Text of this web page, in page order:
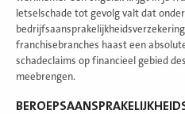
letselschade tot gevolg valt dat
franchisebranches haast een
schadeclaims op financieel gebied
meebrengen.